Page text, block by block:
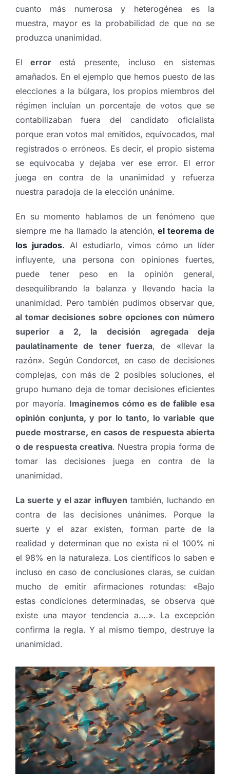
cuanto más numerosa y heterogénea es la
muestra, mayor es la probabilidad de que no se
produzca unanimidad.
El error está presente, incluso en sistemas
amañados. En el ejemplo que hemos puesto de las
elecciones a la búlgara, los propios miembros del
régimen incluían un porcentaje de votos que se
contabilizaban fuera del candidato oficialista
porque eran votos mal emitidos, equivocados, mal
registrados o erróneos. Es decir, el propio sistema
se equivocaba y dejaba ver ese error. El error
juega en contra de la unanimidad y refuerza
nuestra paradoja de la elección unánime.
En su momento hablamos de un fenómeno que
siempre me ha llamado la atención, el teorema de
los jurados. Al estudiarlo, vimos cómo un líder
influyente, una persona con opiniones fuertes,
puede tener peso en la opinión general,
desequilibrando la balanza y llevando hacia la
unanimidad. Pero también pudimos observar que,
al tomar decisiones sobre opciones con número
superior a 2, la decisión agregada deja
paulatinamente de tener fuerza, de «llevar la
razón». Según Condorcet, en caso de decisiones
complejas, con más de 2 posibles soluciones, el
grupo humano deja de tomar decisiones eficientes
por mayoría. Imaginemos cómo es de falible esa
opinión conjunta, y por lo tanto, lo variable que
puede mostrarse, en casos de respuesta abierta
o de respuesta creativa. Nuestra propia forma de
tomar las decisiones juega en contra de la
unanimidad.
La suerte y el azar influyen también, luchando en
contra de las decisiones unánimes. Porque la
suerte y el azar existen, forman parte de la
realidad y determinan que no exista ni el 100% ni
el 98% en la naturaleza. Los científicos lo saben e
incluso en caso de conclusiones claras, se cuidan
mucho de emitir afirmaciones rotundas: «Bajo
estas condiciones determinadas, se observa que
existe una mayor tendencia a….». La excepción
confirma la regla. Y al mismo tiempo, destruye la
unanimidad.